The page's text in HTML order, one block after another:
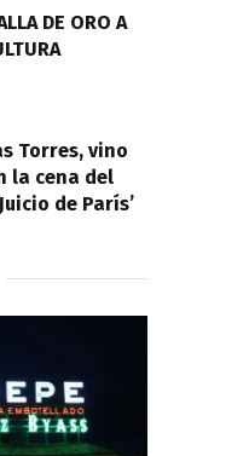
DE ORO A
Torres, vino
la cena del
de París’